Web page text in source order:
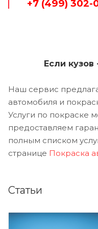
+7 (499) 302-
Если кузов
Наш сервис
автомобиля и
Услуги по покраске
предоставляем
полным списком
странице Покраска
Статьи